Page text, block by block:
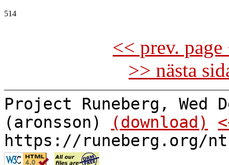
514
<< prev.
>> nästa
Project Runeberg, Wed
(aronsson)
(download)
https://runeberg.org/